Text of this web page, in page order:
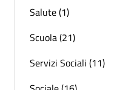
Salute (1)
Scuola (21)
Servizi Sociali (11)